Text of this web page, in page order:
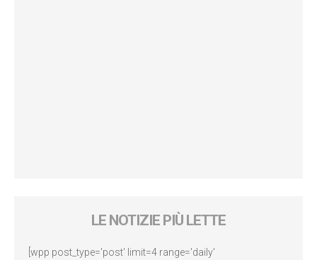
LE NOTIZIE PIÙ LETTE
[wpp post_type='post' limit=4 range='daily'